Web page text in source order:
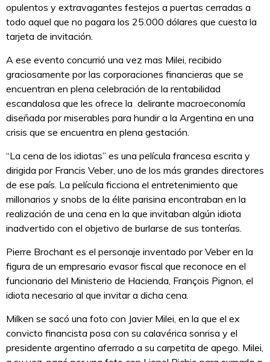
opulentos y extravagantes festejos a puertas cerradas a
todo aquel que no pagara los 25.000 dólares que cuesta la
tarjeta de invitación.
A ese evento concurrió una vez mas Milei, recibido
graciosamente por las corporaciones financieras que se
encuentran en plena celebración de la rentabilidad
escandalosa que les ofrece la delirante macroeconomía
diseñada por miserables para hundir a la Argentina en una
crisis que se encuentra en plena gestación.
“La cena de los idiotas” es una película francesa escrita y
dirigida por Francis Veber, uno de los más grandes directores
de ese país. La película ficciona el entretenimiento que
millonarios y snobs de la élite parisina encontraban en la
realización de una cena en la que invitaban algún idiota
inadvertido con el objetivo de burlarse de sus tonterías.
Pierre Brochant es el personaje inventado por Veber en la
figura de un empresario evasor fiscal que reconoce en el
funcionario del Ministerio de Hacienda, François Pignon, el
idiota necesario al que invitar a dicha cena.
Milken se sacó una foto con Javier Milei, en la que el ex
convicto financista posa con su calavérica sonrisa y el
presidente argentino aferrado a su carpetita de apego. Milei,